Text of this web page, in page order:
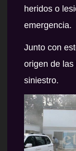
heridos o
emergencia.
Junto con
origen de
siniestro.